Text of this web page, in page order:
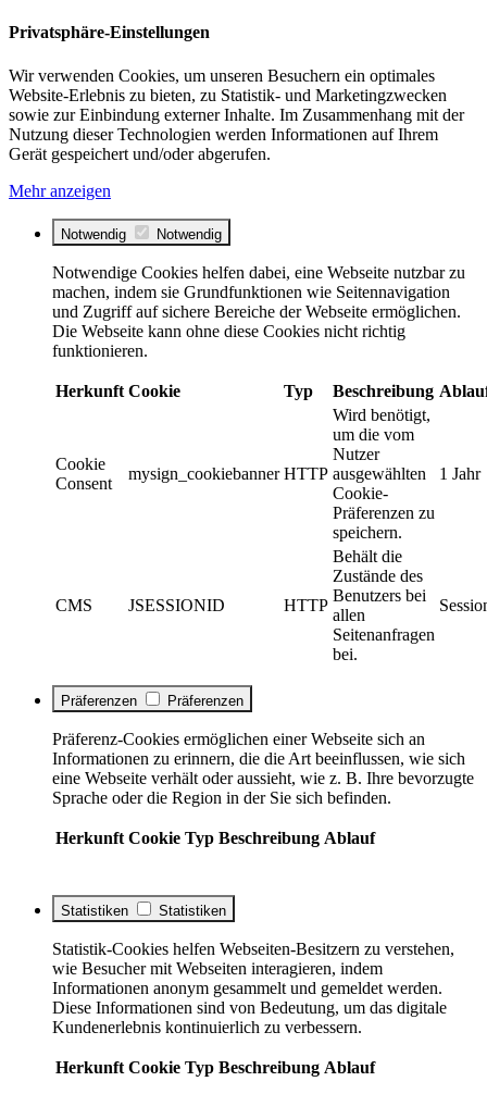
Privatsphäre-Einstellungen
Wir verwenden Cookies, um unseren Besuchern ein optimales
Website-Erlebnis zu bieten, zu Statistik- und Marketingzwecken
sowie zur Einbindung externer Inhalte. Im Zusammenhang mit der
Nutzung dieser Technologien werden Informationen auf Ihrem
Gerät gespeichert und/oder abgerufen.
Mehr anzeigen
Notwendig Notwendig
Notwendige Cookies helfen dabei, eine Webseite nutzbar zu
machen, indem sie Grundfunktionen wie Seitennavigation
und Zugriff auf sichere Bereiche der Webseite ermöglichen.
Die Webseite kann ohne diese Cookies nicht richtig
funktionieren.
Herkunft Cookie Typ Beschreibung
Cookie
Consent
mysign_cookiebanner HTTP
Wird benötigt,
um die vom
Nutzer
ausgewählten
Cookie-
Präferenzen zu
speichern.
1 Jahr
CMS JSESSIONID HTTP
Behält die
Zustände des
Benutzers bei
allen
Seitenanfragen
bei.
Präferenzen Präferenzen
Präferenz-Cookies ermöglichen einer Webseite sich an
Informationen zu erinnern, die die Art beeinflussen, wie sich
eine Webseite verhält oder aussieht, wie z. B. Ihre bevorzugte
Sprache oder die Region in der Sie sich befinden.
Herkunft Cookie Typ Beschreibung Ablauf
Statistiken Statistiken
Statistik-Cookies helfen Webseiten-Besitzern zu verstehen,
wie Besucher mit Webseiten interagieren, indem
Informationen anonym gesammelt und gemeldet werden.
Diese Informationen sind von Bedeutung, um das digitale
Kundenerlebnis kontinuierlich zu verbessern.
Herkunft Cookie Typ Beschreibung Ablauf